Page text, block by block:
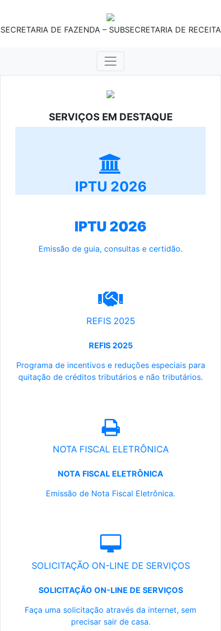
SECRETARIA DE FAZENDA – SUBSECRETARIA DE RECEITA
SERVIÇOS EM DESTAQUE
IPTU 2026
IPTU 2026
Emissão de guia, consultas e certidão.
REFIS 2025
REFIS 2025
Programa de incentivos e reduções especiais para
quitação de créditos tributários e não tributários.
NOTA FISCAL ELETRÔNICA
NOTA FISCAL ELETRÔNICA
Emissão de Nota Fiscal Eletrônica.
SOLICITAÇÃO ON-LINE DE SERVIÇOS
SOLICITAÇÃO ON-LINE DE SERVIÇOS
Faça uma solicitação através da internet, sem
precisar sair de casa.